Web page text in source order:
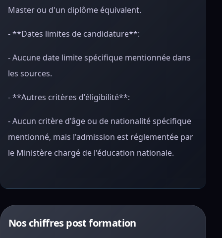
Master ou d'un diplôme équivalent.
- **Dates limites de candidature**:
- Aucune date limite spécifique mentionnée dans
les sources.
- **Autres critères d'éligibilité**:
- Aucun critère d'âge ou de nationalité spécifique
mentionné, mais l'admission est réglementée par
le Ministère chargé de l'éducation nationale.
Nos chiffres post formation